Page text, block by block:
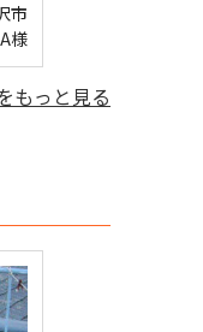
市
A様
もっと見る